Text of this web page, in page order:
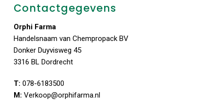
Contactgegevens
Orphi Farma
Handelsnaam van Chempropack BV
Donker Duyvisweg 45
3316 BL Dordrecht
T: 078-6183500
M: Verkoop@orphifarma.nl